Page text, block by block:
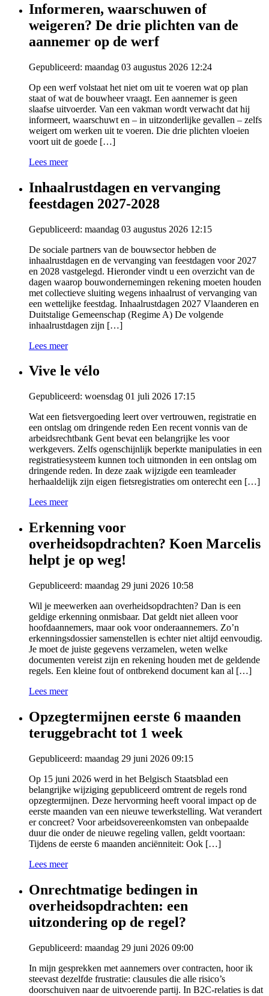
Informeren, waarschuwen of
weigeren? De drie plichten van de
aannemer op de werf
Gepubliceerd: maandag 03 augustus 2026 12:24
Op een werf volstaat het niet om uit te voeren wat op plan
staat of wat de bouwheer vraagt. Een aannemer is geen
slaafse uitvoerder. Van een vakman wordt verwacht dat hij
informeert, waarschuwt en – in uitzonderlijke gevallen – zelfs
weigert om werken uit te voeren. Die drie plichten vloeien
voort uit de goede […]
Lees meer
Inhaalrustdagen en vervanging
feestdagen 2027-2028
Gepubliceerd: maandag 03 augustus 2026 12:15
De sociale partners van de bouwsector hebben de
inhaalrustdagen en de vervanging van feestdagen voor 2027
en 2028 vastgelegd. Hieronder vindt u een overzicht van de
dagen waarop bouwondernemingen rekening moeten houden
met collectieve sluiting wegens inhaalrust of vervanging van
een wettelijke feestdag. Inhaalrustdagen 2027 Vlaanderen en
Duitstalige Gemeenschap (Regime A) De volgende
inhaalrustdagen zijn […]
Lees meer
Vive le vélo
Gepubliceerd: woensdag 01 juli 2026 17:15
Wat een fietsvergoeding leert over vertrouwen, registratie en
een ontslag om dringende reden Een recent vonnis van de
arbeidsrechtbank Gent bevat een belangrijke les voor
werkgevers. Zelfs ogenschijnlijk beperkte manipulaties in een
registratiesysteem kunnen toch uitmonden in een ontslag om
dringende reden. In deze zaak wijzigde een teamleader
herhaaldelijk zijn eigen fietsregistraties om onterecht een […]
Lees meer
Erkenning voor
overheidsopdrachten? Koen Marcelis
helpt je op weg!
Gepubliceerd: maandag 29 juni 2026 10:58
Wil je meewerken aan overheidsopdrachten? Dan is een
geldige erkenning onmisbaar. Dat geldt niet alleen voor
hoofdaannemers, maar ook voor onderaannemers. Zo’n
erkenningsdossier samenstellen is echter niet altijd eenvoudig.
Je moet de juiste gegevens verzamelen, weten welke
documenten vereist zijn en rekening houden met de geldende
regels. Een kleine fout of ontbrekend document kan al […]
Lees meer
Opzegtermijnen eerste 6 maanden
teruggebracht tot 1 week
Gepubliceerd: maandag 29 juni 2026 09:15
Op 15 juni 2026 werd in het Belgisch Staatsblad een
belangrijke wijziging gepubliceerd omtrent de regels rond
opzegtermijnen. Deze hervorming heeft vooral impact op de
eerste maanden van een nieuwe tewerkstelling. Wat verandert
er concreet? Voor arbeidsovereenkomsten van onbepaalde
duur die onder de nieuwe regeling vallen, geldt voortaan:
Tijdens de eerste 6 maanden anciënniteit: Ook […]
Lees meer
Onrechtmatige bedingen in
overheidsopdrachten: een
uitzondering op de regel?
Gepubliceerd: maandag 29 juni 2026 09:00
In mijn gesprekken met aannemers over contracten, hoor ik
steevast dezelfde frustratie: clausules die alle risico’s
doorschuiven naar de uitvoerende partij. In B2C-relaties is dat